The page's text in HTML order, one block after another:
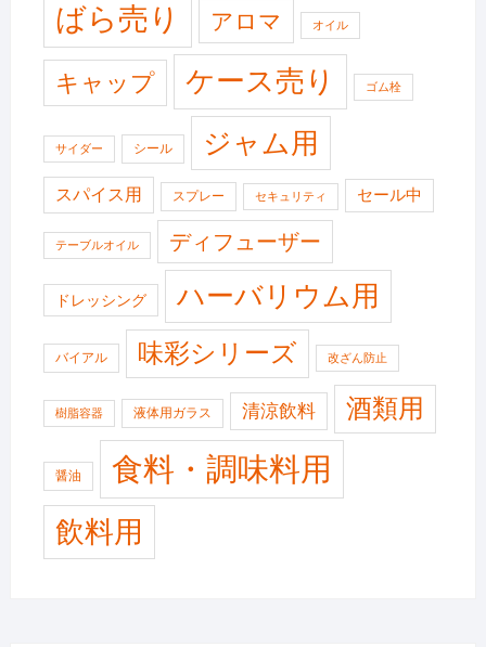
ばら売り アロマ オイル
キャップ ケース売り ゴム栓
サイダー シール ジャム用
スパイス用 スプレー セキュリティ セール中
テーブルオイル ディフューザー
ドレッシング ハーバリウム用
バイアル 味彩シリーズ 改ざん防止
樹脂容器 液体用ガラス 清涼飲料 酒類用
醤油 食料・調味料用
飲料用